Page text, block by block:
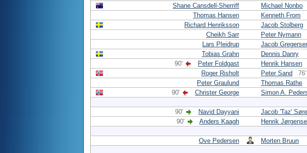
Shane Cansdell-Sherriff
Michael Nonbo
Thomas Hansen
Kenneth From
Richard Henriksson
Jacob Stolberg
Cheikh Sarr
Peter Nymann
Lars Pleidrup
Jacob
Tobias Grahn
Dennis Danry
90'
Peter Foldgast
Henrik Hansen
Roger Risholt
Peter Sand
76'
Peter Graulund
Thomas Rathe
90'
Christer George Simon A.
90' Navid Dayyani Jacob 'Taz'
90'
Anders Kaagh Henrik
Ove Pedersen Morten Bruun